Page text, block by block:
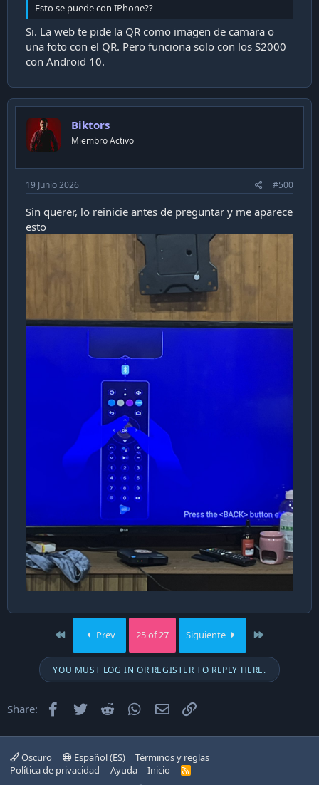
Esto se puede con IPhone??
Si. La web te pide la QR como imagen de camara o
una foto con el QR. Pero funciona solo con los S2000
con Android 10.
Biktors
Miembro Activo
19 Junio 2026 #500
Sin querer, lo reinicie antes de preguntar y me aparece
esto
First Prev 25 of 27 Siguiente
YOU MUST LOG IN OR REGISTER TO REPLY HERE.
Share: Facebook
Twitter Reddit WhatsApp
Email
Oscuro Español (ES)
Términos y reglas
Política de privacidad
Ayuda Inicio
R